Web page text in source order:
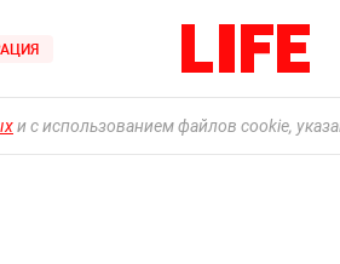
и с использованием файлов cookie,